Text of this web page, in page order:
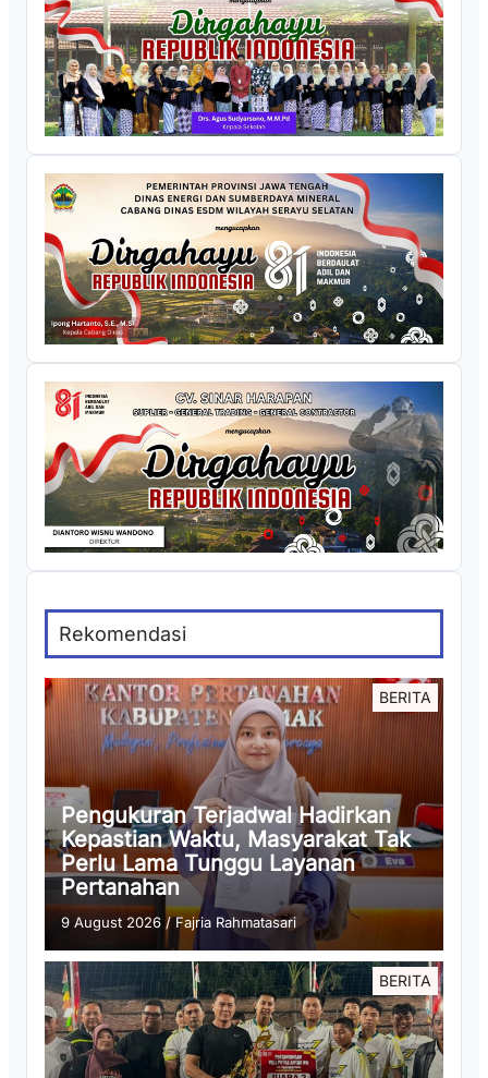
Rekomendasi
BERITA
Pengukuran Terjadwal Hadirkan
Kepastian Waktu, Masyarakat Tak
Perlu Lama Tunggu Layanan
Pertanahan
9 August 2026 /Fajria Rahmatasari
BERITA